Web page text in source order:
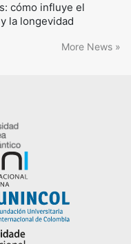
cómo influye el
la longevidad
More News »